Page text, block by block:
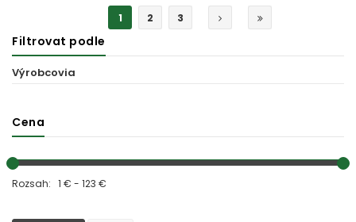
1 2 3
Filtrovat podle
Výrobcovia
Cena
Rozsah: 1 € - 123 €